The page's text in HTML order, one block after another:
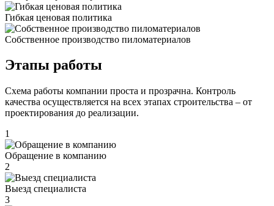
Гибкая ценовая политика
Cобственное производство пиломатериалов
Этапы работы
Схема работы компании проста и прозрачна. Контроль
качества осуществляется на всех этапах строительства – от
проектирования до реализации.
1
Обращение в компанию
2
Выезд специалиста
3